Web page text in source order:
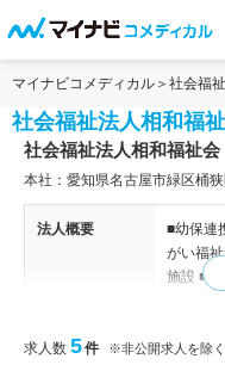
マイナビコメディカル 社会福
社会福祉法人相和福
社会福祉法人相和福祉会
本社：愛知県名古屋市緑区桶
法人概要
■幼保連
がい福
施設 ■乳
求人数 5件 ※非公開求人を除く